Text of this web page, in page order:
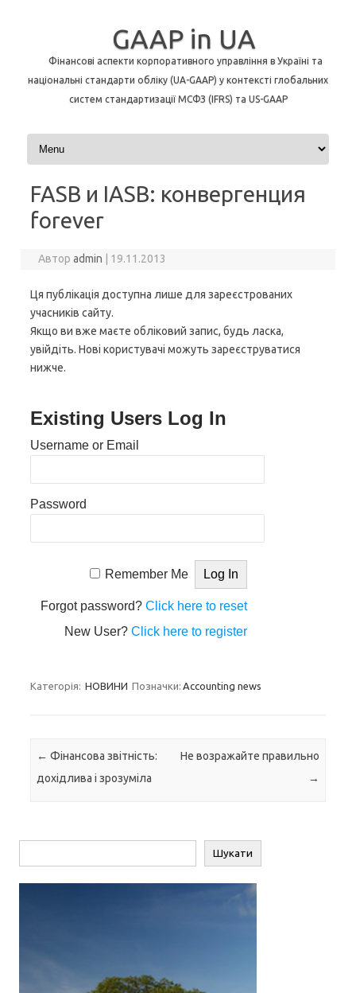
GAAP in UA
Фінансові аспекти корпоративного управління в Україні та
національні стандарти обліку (UA-GAAP) у контексті глобальних
систем стандартизації МСФЗ (IFRS) та US-GAAP
Перейти до контенту
FASB и IASB: конвергенция
forever
Авторadmin 19.11.2013
Ця публікація доступна лише для зареєстрованих
учасників сайту.
Якщо ви вже маєте обліковий запис, будь ласка,
увійдіть. Нові користувачі можуть зареєструватися
нижче.
Existing Users Log In
Username or Email
Password
Remember Me
Forgot password?Click here to reset
New User?Click here to register
Категорія: НОВИНИ Позначки: Accounting news
Навігація по запису
← Фінансова звітність:
дохідлива і зрозуміла
Не возражайте правильно
→
Шукати